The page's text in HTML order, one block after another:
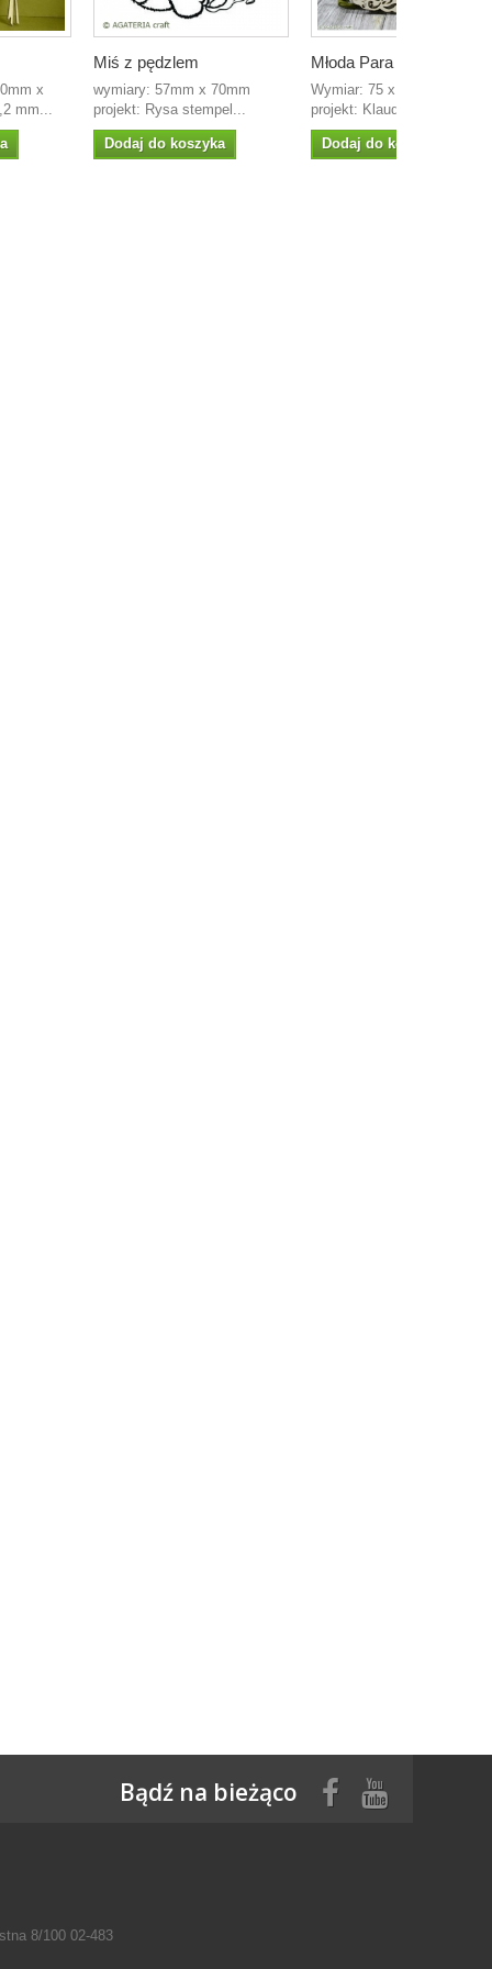
x
mm...
Miś z pędzlem
wymiary: 57mm x 70mm
projekt: Rysa stempel...
Dodaj do koszyka
Młoda Para 2
Wymiar: 75 x 110mm
projekt: Klaudia wycinanka
Dodaj do koszyka
Bądź na bieżąco
8/100 02-483